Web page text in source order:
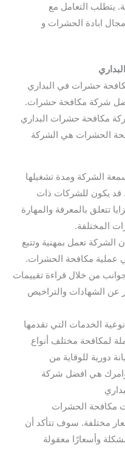
يتطلب التعامل مع
ابادة الحشرات و
حشرات في البداري
شركة مكافحة حشرات.
مكافحة حشرات البداري
الحشرات هي الشركة
الشركة ومدة تشغيلها
يكون للشركات ذات
تتعلق بالمعرفة والمهارة
المختلفة.
الشركة تعمل بمهنية وتتبع
في عملية مكافحة الحشرات.
من خلال قراءة تقييمات
عن الشهادات والتراخيص
الخدمات التي تقدمها
لمكافحة مختلف أنواع
دورية للوقاية من
هي افضل شركة
مكافحة الحشرات
مختلفة. سوف تتأكد أن
وأسعارًا معقولة